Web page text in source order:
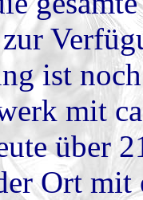
ist
mit
über
Ort mit